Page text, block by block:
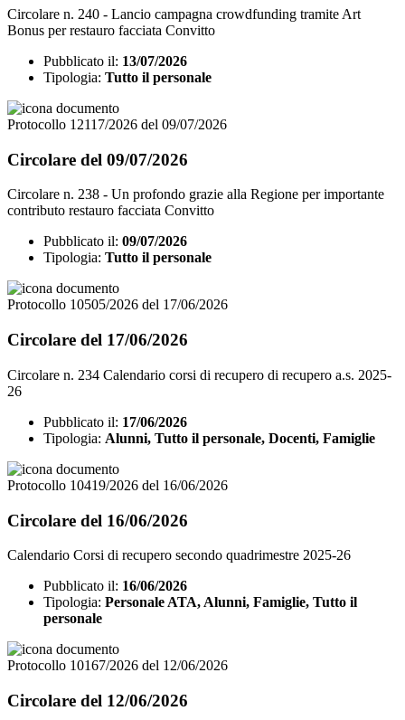
Circolare n. 240 - Lancio campagna crowdfunding tramite Art
Bonus per restauro facciata Convitto
Pubblicato il: 13/07/2026
Tipologia: Tutto il personale
Protocollo 12117/2026 del 09/07/2026
Circolare del 09/07/2026
Circolare n. 238 - Un profondo grazie alla Regione per importante
contributo restauro facciata Convitto
Pubblicato il: 09/07/2026
Tipologia: Tutto il personale
Protocollo 10505/2026 del 17/06/2026
Circolare del 17/06/2026
Circolare n. 234 Calendario corsi di recupero di recupero a.s. 2025-
26
Pubblicato il: 17/06/2026
Tipologia: Alunni, Tutto il personale, Docenti, Famiglie
Protocollo 10419/2026 del 16/06/2026
Circolare del 16/06/2026
Calendario Corsi di recupero secondo quadrimestre 2025-26
Pubblicato il: 16/06/2026
Tipologia: Personale ATA, Alunni, Famiglie, Tutto il
personale
Protocollo 10167/2026 del 12/06/2026
Circolare del 12/06/2026